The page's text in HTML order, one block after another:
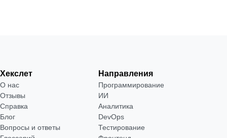
Хекслет
О нас
Отзывы
Справка
Блог
Вопросы и ответы
Направления
Программирование
ИИ
Аналитика
DevOps
Тестирование